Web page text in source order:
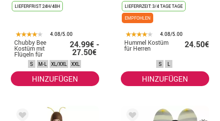
LIEFERFRIST 24H/48H
4.08/5.00
Chubby Bee
Kostüm mit
Flügeln für
Damen
24.99€ -
27.50€
S M-L XL/XXL XXL
HINZUFÜGEN
LIEFERRZEIT: 3/4 TAGE TAGE
EMPFOHLEN
4.08/5.00
Hummel Kostüm
für Herren 24.50€
S L
HINZUFÜGEN